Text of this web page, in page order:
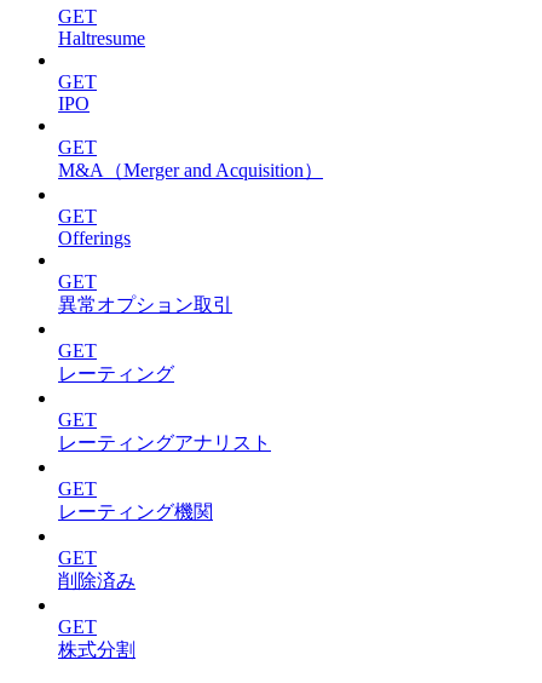
GET
Haltresume
GET
IPO
GET
M&A（Merger and Acquisition）
GET
Offerings
GET
異常オプション取引
GET
レーティング
GET
レーティングアナリスト
GET
レーティング機関
GET
削除済み
GET
株式分割